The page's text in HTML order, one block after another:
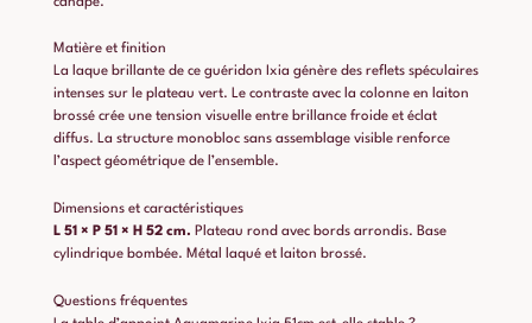
Matière et finition
La laque brillante de ce guéridon Ixia génère des reflets spéculaires
intenses sur le plateau vert. Le contraste avec la colonne en laiton
brossé crée une tension visuelle entre brillance froide et éclat
diffus. La structure monobloc sans assemblage visible renforce
l’aspect géométrique de l’ensemble.
Dimensions et caractéristiques
L 51 × P 51 × H 52 cm. Plateau rond avec bords arrondis. Base
cylindrique bombée. Métal laqué et laiton brossé.
Questions fréquentes